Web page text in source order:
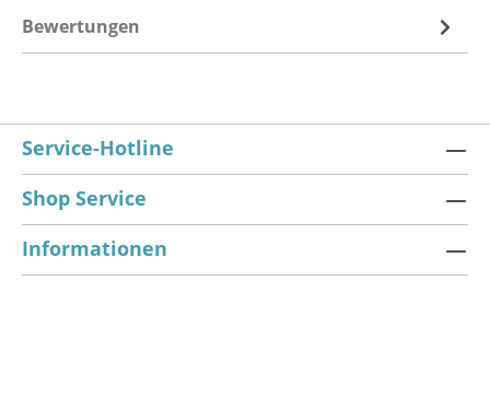
Bewertungen
Service-Hotline
Shop Service
Informationen